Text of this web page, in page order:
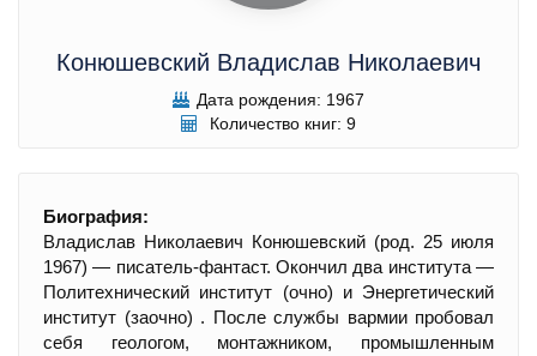
Конюшевский Владислав Николаевич
Дата рождения: 1967
Количество книг: 9
Биография:
Владислав Николаевич Конюшевский (род. 25 июля
1967) — писатель-фантаст. Окончил два института —
Политехнический институт (очно) и Энергетический
институт (заочно) . После службы вармии пробовал
себя геологом, монтажником, промышленным